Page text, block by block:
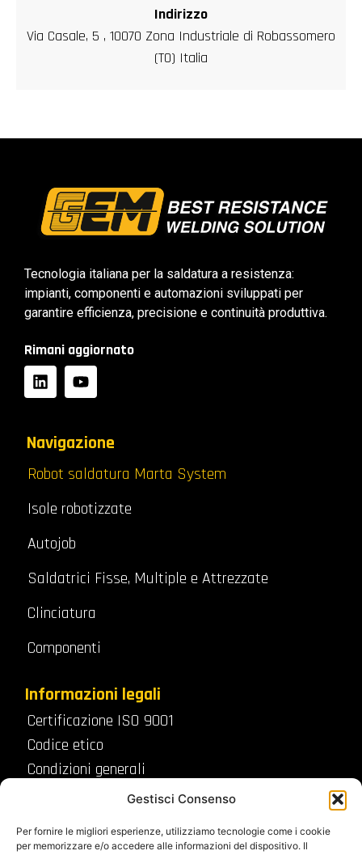
Gestisci Consenso
Per fornire le migliori esperienze, utilizziamo tecnologie come i cookie
per memorizzare e/o accedere alle informazioni del dispositivo. Il
Indirizzo
Via Casale, 5 , 10070 Zona Industriale di Robassomero
(TO) Italia
Tecnologia italiana per la saldatura a resistenza:
impianti, componenti e automazioni sviluppati per
garantire efficienza, precisione e continuità produttiva.
Rimani aggiornato
Navigazione
Robot saldatura Marta System
Isole robotizzate
Autojob
Saldatrici Fisse, Multiple e Attrezzate
Clinciatura
Componenti
Informazioni legali
Certificazione ISO 9001
Codice etico
Condizioni generali